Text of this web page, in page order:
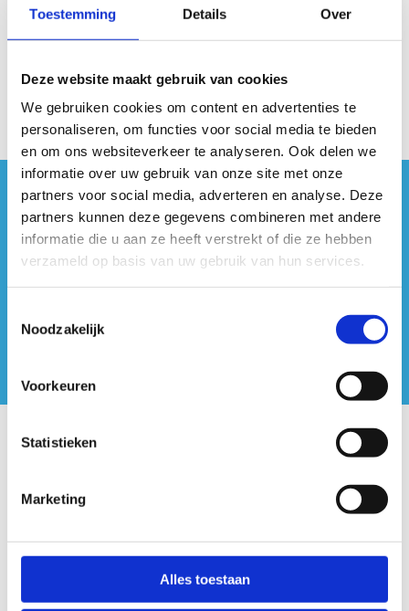
Toestemming Details Over
Deze website maakt gebruik van cookies
We gebruiken cookies om content en advertenties te
personaliseren, om functies voor social media te bieden
en om ons websiteverkeer te analyseren. Ook delen we
informatie over uw gebruik van onze site met onze
partners voor social media, adverteren en analyse. Deze
partners kunnen deze gegevens combineren met andere
informatie die u aan ze heeft verstrekt of die ze hebben
verzameld op basis van uw gebruik van hun services.
Noodzakelijk
Voorkeuren
Statistieken
Marketing
Alles toestaan
#sportersbelevenmeer
ook op sociale media
Onze centra
Sport Vlaanderen Hoofdzetel
Simon Bolivarlaan 17
Over ons
Wij ondersteunen